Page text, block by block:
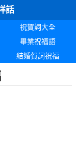
話
祝賀詞大全
畢業祝福語
結婚賀詞祝福